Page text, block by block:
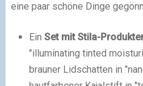
eine paar schöne Dinge
Ein Set mit Stila-
"illuminating tinted
brauner Lidschatten in